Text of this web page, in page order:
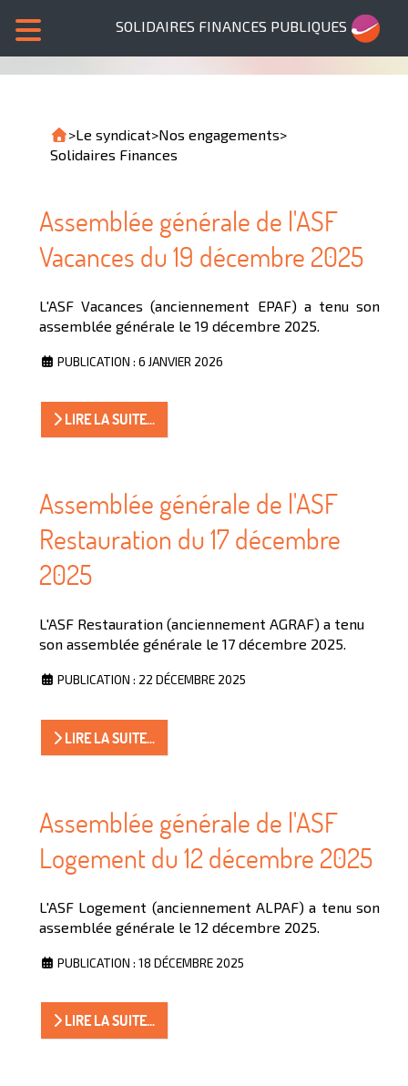
SOLIDAIRES FINANCES PUBLIQUES
>Le syndicat>Nos engagements>
Solidaires Finances
Assemblée générale de l'ASF
Vacances du 19 décembre 2025
L'ASF Vacances (anciennement EPAF) a tenu son
assemblée générale le 19 décembre 2025.
PUBLICATION : 6 JANVIER 2026
LIRE LA SUITE...
Assemblée générale de l'ASF
Restauration du 17 décembre
2025
L'ASF Restauration (anciennement AGRAF) a tenu
son assemblée générale le 17 décembre 2025.
PUBLICATION : 22 DÉCEMBRE 2025
LIRE LA SUITE...
Assemblée générale de l'ASF
Logement du 12 décembre 2025
L'ASF Logement (anciennement ALPAF) a tenu son
assemblée générale le 12 décembre 2025.
PUBLICATION : 18 DÉCEMBRE 2025
LIRE LA SUITE...